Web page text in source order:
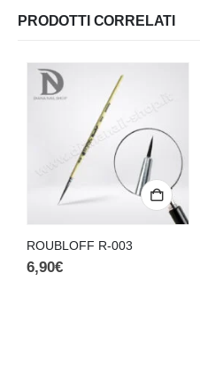
PRODOTTI CORRELATI
ROUBLOFF R-003
6,90€